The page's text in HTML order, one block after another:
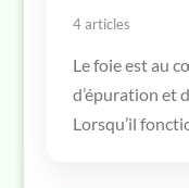
4 articles
Le foie est au
d’épuration et
Lorsqu’il